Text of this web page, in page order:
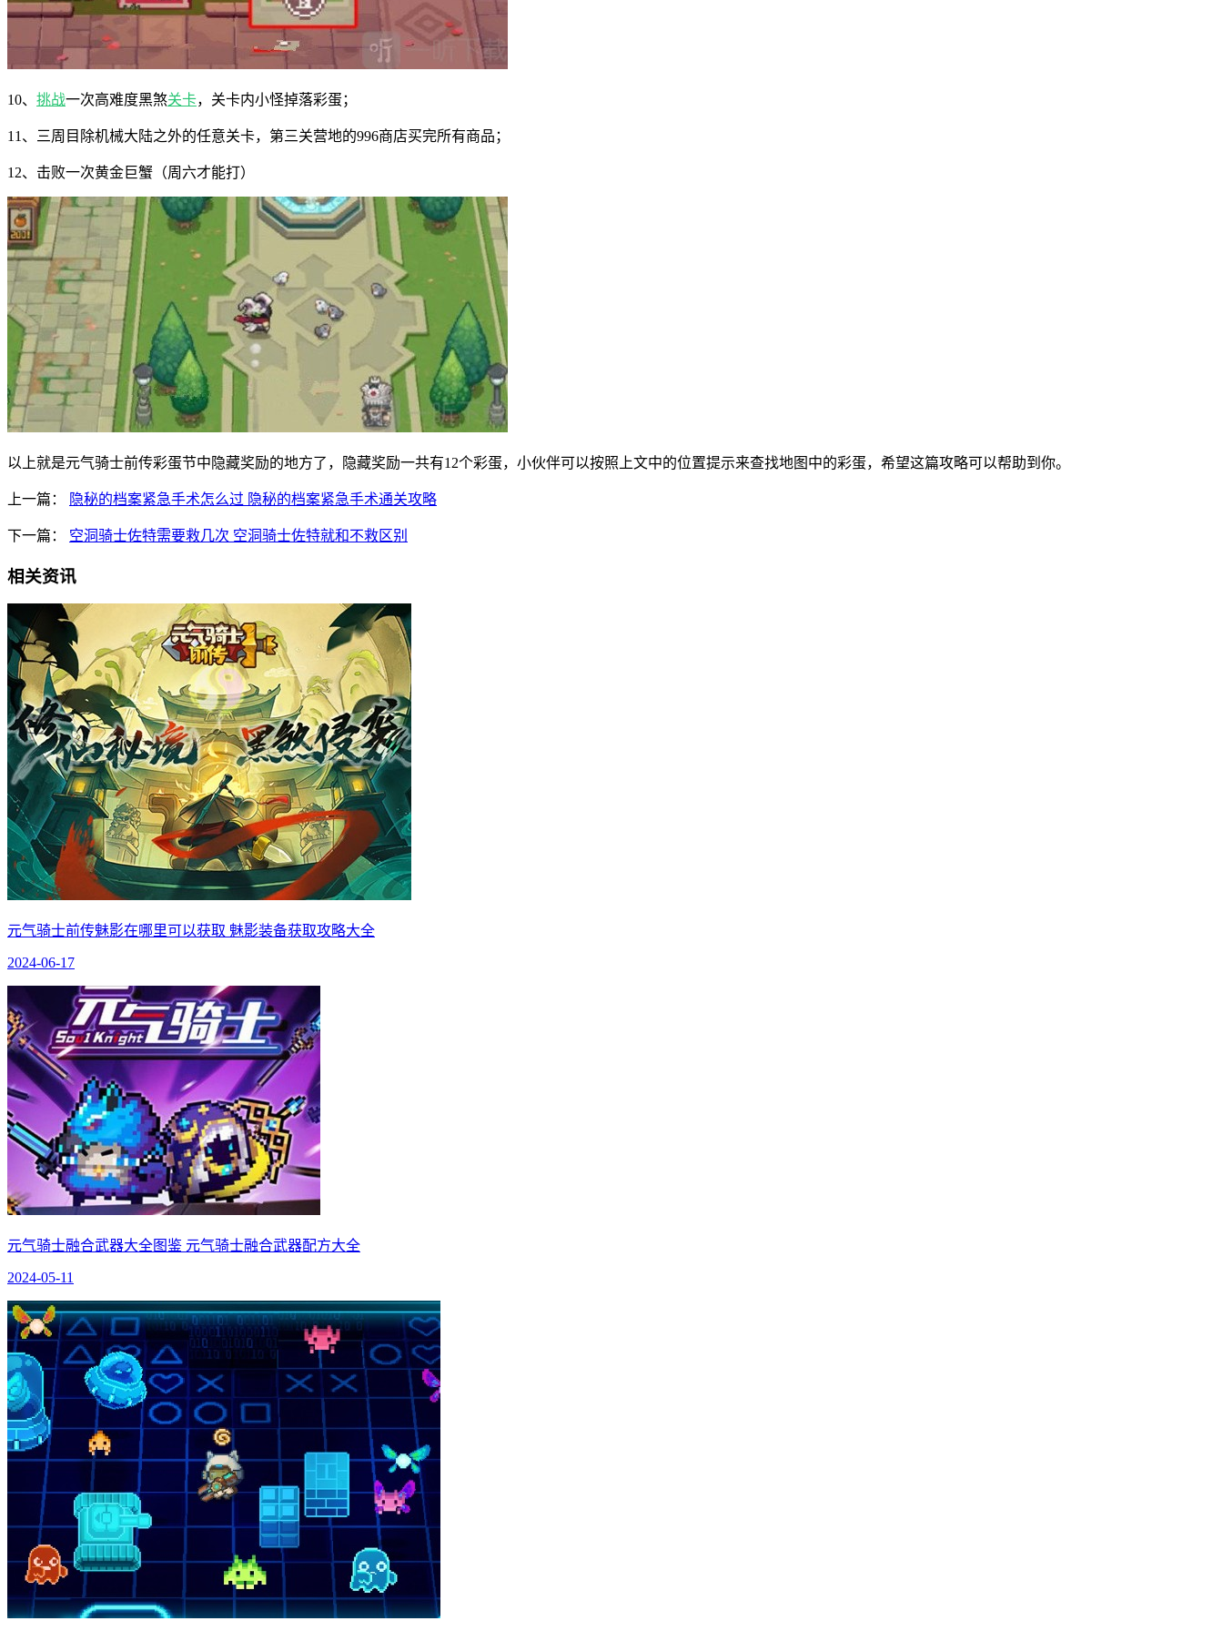
10、 挑战一次高难度黑煞关卡，关卡内小怪掉落彩蛋；
11、三周目除机械大陆之外的任意关卡，第三关营地的996商店买完所有商品；
12、击败一次黄金巨蟹（周六才能打）
以上就是元气骑士前传彩蛋节中隐藏奖励的地方了，隐藏奖励一共有12个彩蛋，小伙伴可以按照上文中的位置提示来查找地图中的彩蛋，希望这篇攻略可以帮助到你。
上一篇： 隐秘的档案紧急手术怎么过 隐秘的档案紧急手术通关攻略
下一篇： 空洞骑士佐特需要救几次 空洞骑士佐特就和不救区别
相关资讯
元气骑士前传魅影在哪里可以获取 魅影装备获取攻略大全
2024-06-17
元气骑士融合武器大全图鉴 元气骑士融合武器配方大全
2024-05-11